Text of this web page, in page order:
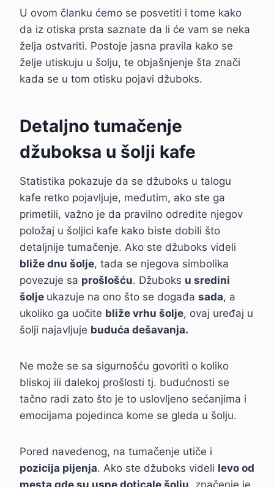
U ovom članku ćemo se posvetiti i tome kako
da iz otiska prsta saznate da li će vam se neka
želja ostvariti. Postoje jasna pravila kako se
želje utiskuju u šolju, te objašnjenje šta znači
kada se u tom otisku pojavi džuboks.
Detaljno tumačenje
džuboksa u šolji kafe
Statistika pokazuje da se džuboks u talogu
kafe retko pojavljuje, međutim, ako ste ga
primetili, važno je da pravilno odredite njegov
položaj u šoljici kafe kako biste dobili što
detaljnije tumačenje. Ako ste džuboks videli
bliže dnu šolje, tada se njegova simbolika
povezuje sa prošlošću. Džuboks u sredini
šolje ukazuje na ono što se događa sada, a
ukoliko ga uočite bliže vrhu šolje, ovaj uređaj u
šolji najavljuje buduća dešavanja.
Ne može se sa sigurnošću govoriti o koliko
bliskoj ili dalekoj prošlosti tj. budućnosti se
tačno radi zato što je to uslovljeno sećanjima i
emocijama pojedinca kome se gleda u šolju.
Pored navedenog, na tumačenje utiče i
pozicija pijenja. Ako ste džuboks videli levo od